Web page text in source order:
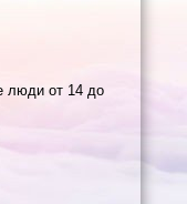
люди от 14 до